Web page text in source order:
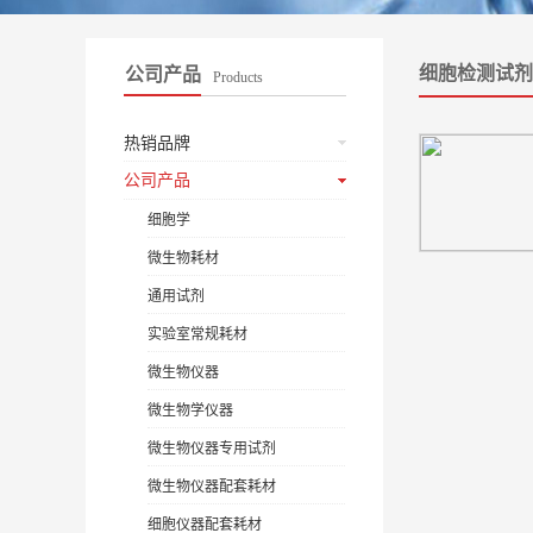
公司产品 Products
热销品牌
公司产品
细胞学
微生物耗材
通用试剂
实验室常规耗材
微生物仪器
微生物学仪器
微生物仪器专用试剂
微生物仪器配套耗材
细胞仪器配套耗材
细胞检测试剂